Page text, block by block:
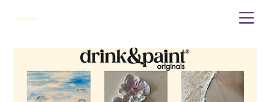
die kunstbar